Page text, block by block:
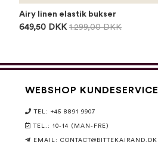
Airy linen elastik bukser
649,50 DKK 1.299,00 DKK
WEBSHOP KUNDESERVICE
TEL: +45 8891 9907
TEL.: 10-14 (MAN-FRE)
EMAIL: CONTACT@BITTEKAIRAND.DK